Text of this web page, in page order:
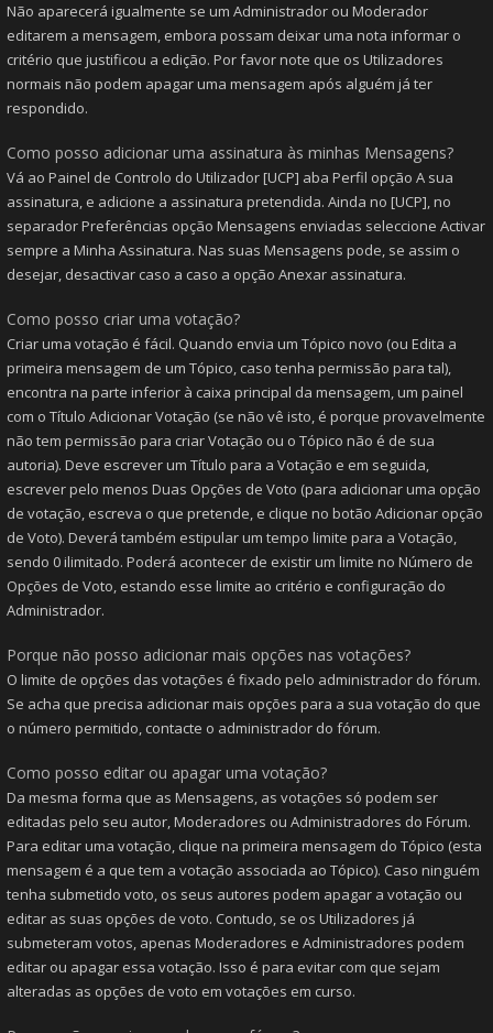
Não aparecerá igualmente se um Administrador ou Moderador
editarem a mensagem, embora possam deixar uma nota informar o
critério que justificou a edição. Por favor note que os Utilizadores
normais não podem apagar uma mensagem após alguém já ter
respondido.
Como posso adicionar uma assinatura às minhas Mensagens?
Vá ao Painel de Controlo do Utilizador [UCP] aba Perfil opção A sua
assinatura, e adicione a assinatura pretendida. Ainda no [UCP], no
separador Preferências opção Mensagens enviadas seleccione Activar
sempre a Minha Assinatura. Nas suas Mensagens pode, se assim o
desejar, desactivar caso a caso a opção Anexar assinatura.
Como posso criar uma votação?
Criar uma votação é fácil. Quando envia um Tópico novo (ou Edita a
primeira mensagem de um Tópico, caso tenha permissão para tal),
encontra na parte inferior à caixa principal da mensagem, um painel
com o Título Adicionar Votação (se não vê isto, é porque provavelmente
não tem permissão para criar Votação ou o Tópico não é de sua
autoria). Deve escrever um Título para a Votação e em seguida,
escrever pelo menos Duas Opções de Voto (para adicionar uma opção
de votação, escreva o que pretende, e clique no botão Adicionar opção
de Voto). Deverá também estipular um tempo limite para a Votação,
sendo 0 ilimitado. Poderá acontecer de existir um limite no Número de
Opções de Voto, estando esse limite ao critério e configuração do
Administrador.
Porque não posso adicionar mais opções nas votações?
O limite de opções das votações é fixado pelo administrador do fórum.
Se acha que precisa adicionar mais opções para a sua votação do que
o número permitido, contacte o administrador do fórum.
Como posso editar ou apagar uma votação?
Da mesma forma que as Mensagens, as votações só podem ser
editadas pelo seu autor, Moderadores ou Administradores do Fórum.
Para editar uma votação, clique na primeira mensagem do Tópico (esta
mensagem é a que tem a votação associada ao Tópico). Caso ninguém
tenha submetido voto, os seus autores podem apagar a votação ou
editar as suas opções de voto. Contudo, se os Utilizadores já
submeteram votos, apenas Moderadores e Administradores podem
editar ou apagar essa votação. Isso é para evitar com que sejam
alteradas as opções de voto em votações em curso.